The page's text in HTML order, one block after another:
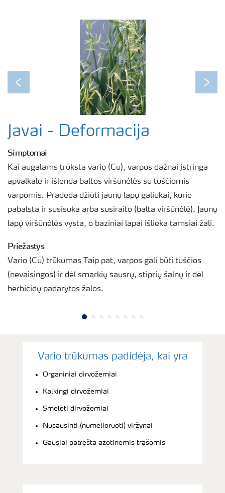
Previous Next
Javai - Deformacija
Simptomai
Kai augalams trūksta vario (Cu), varpos dažnai įstringa
apvalkale ir išlenda baltos viršūnėlės su tuščiomis
varpomis. Pradeda džiūti jaunų lapų galiukai, kurie
pabalsta ir susisuka arba susiraito (balta viršūnėlė). Jaunų
lapų viršūnėlės vysta, o baziniai lapai išlieka tamsiai žali.
Priežastys
Vario (Cu) trūkumas Taip pat, varpos gali būti tuščios
(nevaisingos) ir dėl smarkių sausrų, stiprių šalnų ir dėl
herbicidų padarytos žalos.
Vario trūkumas padidėja, kai yra
Organiniai dirvožemiai
Kalkingi dirvožemiai
Smėlėti dirvožemiai
Nusausinti (numelioruoti) viržynai
Gausiai patręšta azotinėmis trąšomis